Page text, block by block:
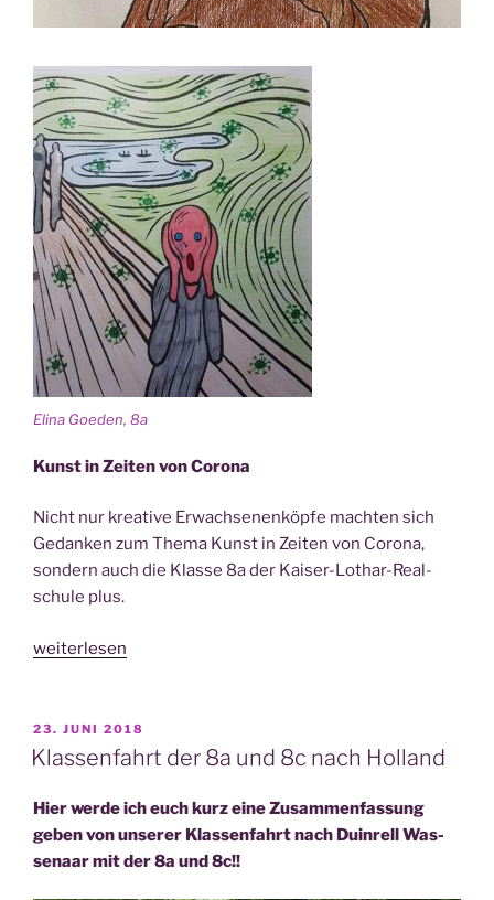
Eli­na Goe­den, 8a
Kunst in Zei­ten von Corona
Nicht nur krea­ti­ve Erwach­se­nen­köp­fe mach­ten sich
Gedan­ken zum The­ma Kunst in Zei­ten von Coro­na,
son­dern auch die Klas­se 8a der Kai­ser-Lothar-Real­
schu­le plus.
„krea­
Umgang
mit
na
im
Home­
weiterlesen
VERÖFFENTLICHT
AM
23. JUNI 2018
Klassenfahrt der 8a und 8c nach Holland
Hier wer­de ich euch kurz eine Zusam­men­fas­sung
geben von unse­rer Klas­sen­fahrt nach Duin­rell Was­
sen­aar mit der 8a und 8c!!